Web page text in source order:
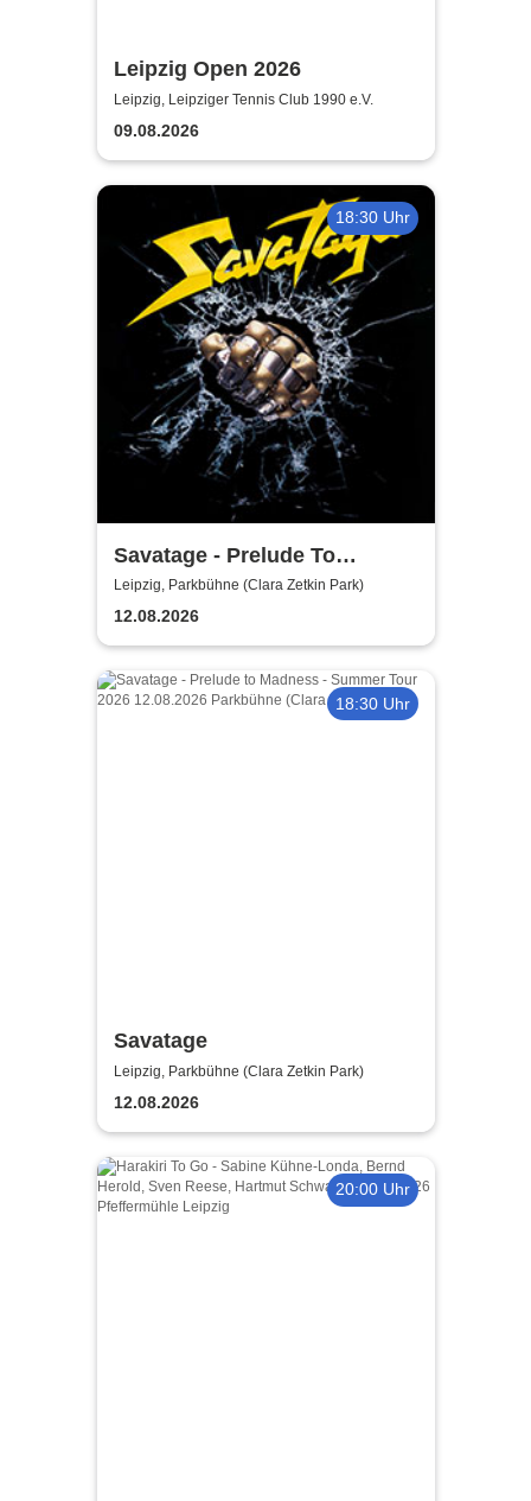
Leipzig Open 2026
Leipzig, Leipziger Tennis Club 1990 e.V.
09.08.2026
18:30 Uhr
Savatage - Prelude To
Madness - Summer Tour 2026
Leipzig, Parkbühne (Clara Zetkin Park)
12.08.2026
18:30 Uhr
Savatage
Leipzig, Parkbühne (Clara Zetkin Park)
12.08.2026
20:00 Uhr